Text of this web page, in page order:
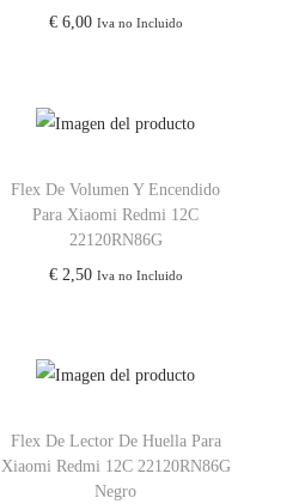
€6,00 Iva no Incluido
Flex De Volumen Y Encendido
Para Xiaomi Redmi 12C
22120RN86G
€2,50 Iva no Incluido
Flex De Lector De Huella Para
Xiaomi Redmi 12C 22120RN86G
Negro